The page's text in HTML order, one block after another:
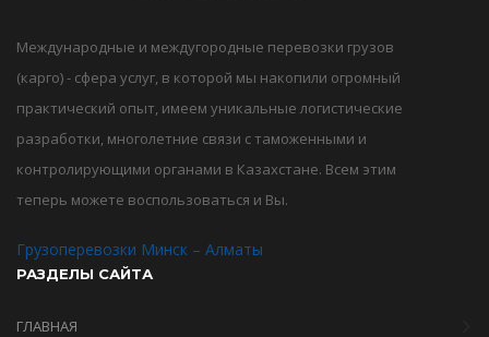
Международные и междугородные перевозки грузов
(карго) - сфера услуг, в которой мы накопили огромный
практический опыт, имеем уникальные логистические
разработки, многолетние связи с таможенными и
контролирующими органами в Казахстане. Всем этим
теперь можете воспользоваться и Вы.
Грузоперевозки Минск – Алматы
РАЗДЕЛЫ САЙТА
ГЛАВНАЯ